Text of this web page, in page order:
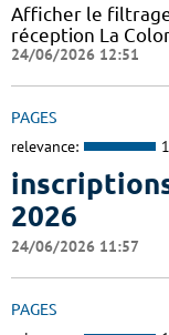
Afficher le
réception La
24/06/2026 12:51
PAGES
relevance:
2026
24/06/2026 11:57
PAGES